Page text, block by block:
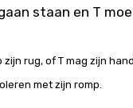
staan en T
zijn rug, of T mag zijn
met zijn romp.